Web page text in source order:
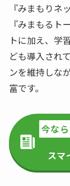
『みまもりネ
『みまもるト
トに加え、学
ども導入され
ンを維持しな
富です。
今な
スマ